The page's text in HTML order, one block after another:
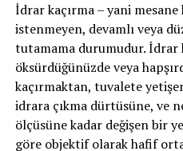
Freud’ a göre çocukların
belirli evrelerden oluşur.
anal dönem (1-3 yaş), fallik
dönem (6-12 yaş) ve genital
dönemler içinde fallik
açısından önerilmeyen
çocuklar, cinsel kimliklerini
İdrar kaçırma – yani
istenmeyen, devamlı veya
tutamama durumudur. İdrar
öksürdüğünüzde veya
kaçırmaktan, tuvalete
idrara çıkma dürtüsüne, ve
ölçüsüne kadar değişen bir
göre objektif olarak hafif